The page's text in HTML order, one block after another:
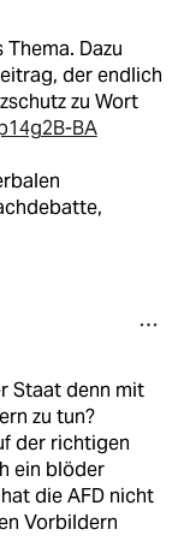
Dazu
der endlich
zu Wort
BA
Staat denn mit
zu tun?
der richtigen
ein blöder
die AFD nicht
Vorbildern